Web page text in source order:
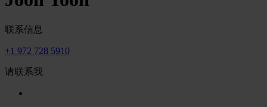
联系信息
+1 972 728 5910
请联系我